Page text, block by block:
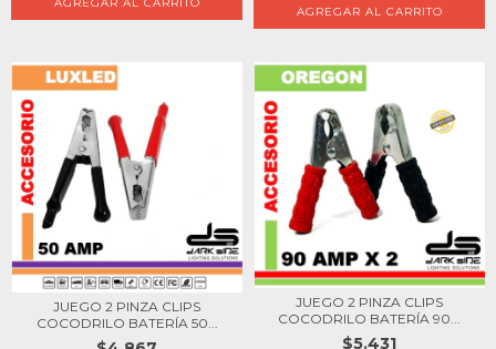
JUEGO 2 PINZA CLIPS
COCODRILO BATERÍA 50...
JUEGO 2 PINZA CLIPS
COCODRILO BATERÍA 90...
$5.431